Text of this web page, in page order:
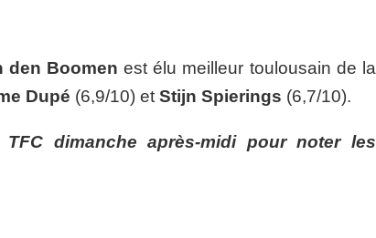
den Boomen est élu meilleur toulousain de la
Dupé (6,9/10) et Stijn Spierings (6,7/10).
dimanche après-midi pour noter les